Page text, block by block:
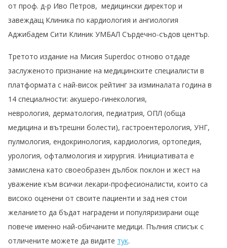
от проф. д-р Иво Петров, медицински директор и
завеждащ Клиника по кардиология и ангиология
Аджибадем Сити Клиник УМБАЛ Сърдечно-съдов център.
Третото издание на Мисия Superdoc отново отдаде
заслуженото признание на медицинските специалисти в
платформата с най-висок рейтинг за изминалата година в
14 специалности: акушеро-гинекология,
неврология, дерматология, педиатрия, ОПЛ (обща
медицина и вътрешни болести), гастроентерология, УНГ,
пулмология, ендокринология, кардиология, ортопедия,
урология, офталмология и хирургия. Инициативата е
замислена като своеобразен дълбок поклон и жест на
уважение към всички лекари-професионалисти, които са
високо оценени от своите пациенти и зад нея стои
желанието да бъдат наградени и популяризирани още
повече именно най-обичаните медици. Пълния списък с
отличените можете да видите тук.